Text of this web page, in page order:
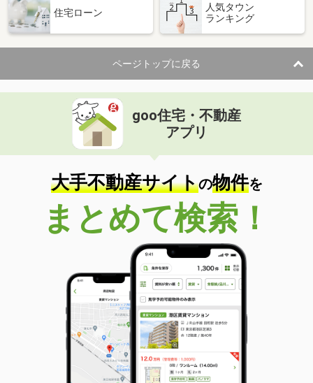
住宅ローン
人気タウン
ランキング
ページトップに戻る
goo住宅・不動産
アプリ
大手不動産サイトの物件を
まとめて検索！